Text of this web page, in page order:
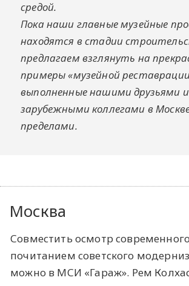
средой.
Пока наши главные музейные
находятся в стадии
предлагаем взглянуть на
примеры «музейной
выполненные нашими друзьями и
зарубежными коллегами в
пределами.
Москва
Совместить осмотр современного
почитанием советского
можно в МСИ «Гараж». Рем